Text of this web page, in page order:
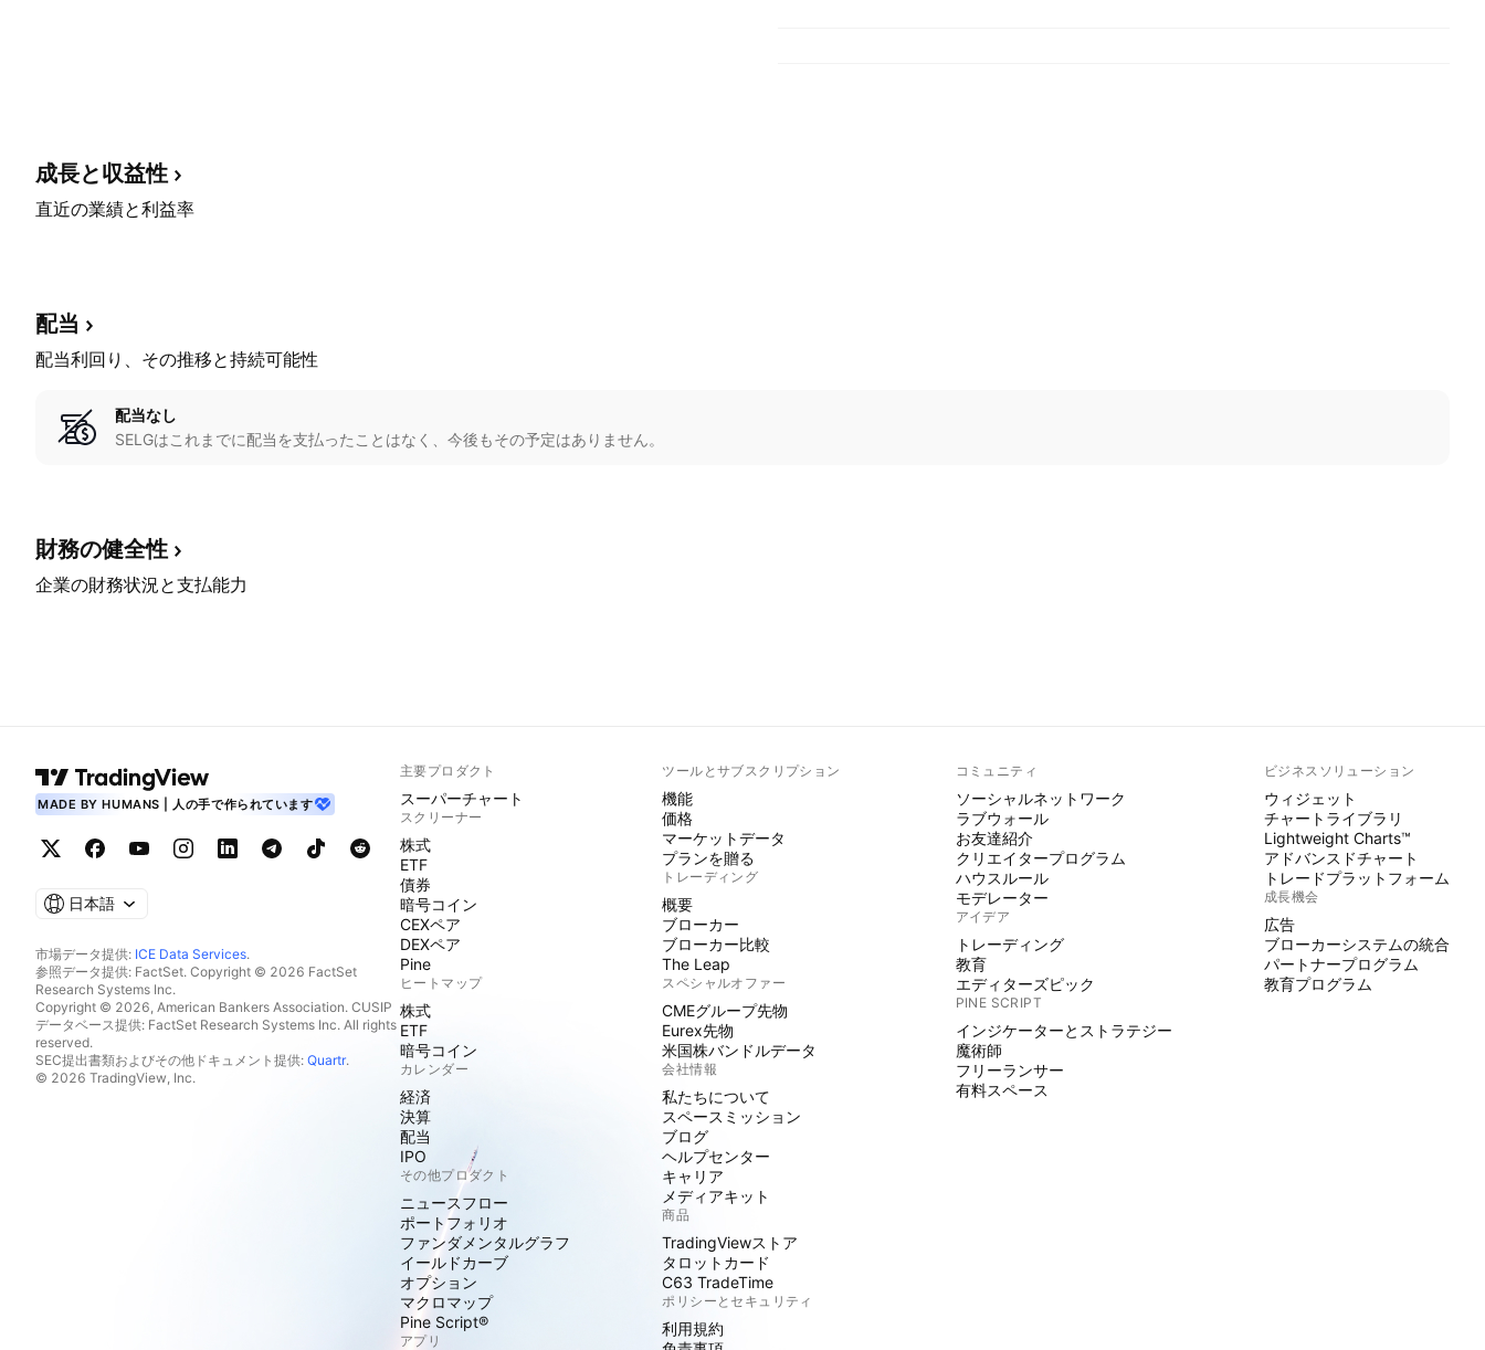
成長と収益性
直近の業績と利益率
配当
配当利回り、その推移と持続可能性
配当なし
SELGはこれまでに配当を支払ったことはなく、今後もその予定はありません。
財務の健全性
企業の財務状況と支払能力
MADE BY HUMANS | 人の手で作られています
日本語
市場データ提供: ICE Data Services.
参照データ提供: FactSet. Copyright © 2026 FactSet
Research Systems Inc.
Copyright © 2026, American Bankers Association. CUSIP
データベース提供: FactSet Research Systems Inc. All rights
reserved.
SEC提出書類およびその他ドキュメント提供: Quartr.
© 2026 TradingView, Inc.
主要プロダクト
スーパーチャート
スクリーナー
株式
ETF
債券
暗号コイン
CEXペア
DEXペア
Pine
ヒートマップ
株式
ETF
暗号コイン
カレンダー
経済
決算
配当
IPO
その他プロダクト
ニュースフロー
ポートフォリオ
ファンダメンタルグラフ
イールドカーブ
オプション
マクロマップ
Pine Script®
アプリ
ツールとサブスクリプション
機能
価格
マーケットデータ
プランを贈る
トレーディング
概要
ブローカー
ブローカー比較
The Leap
スペシャルオファー
CMEグループ先物
Eurex先物
米国株バンドルデータ
会社情報
私たちについて
スペースミッション
ブログ
ヘルプセンター
キャリア
メディアキット
商品
TradingViewストア
タロットカード
C63 TradeTime
ポリシーとセキュリティ
利用規約
コミュニティ
ソーシャルネットワーク
ラブウォール
お友達紹介
クリエイタープログラム
ハウスルール
モデレーター
アイデア
トレーディング
教育
エディターズピック
PINE SCRIPT
インジケーターとストラテジー
魔術師
フリーランサー
有料スペース
ビジネスソリューション
ウィジェット
チャートライブラリ
Lightweight Charts™
アドバンスドチャート
トレードプラットフォーム
成長機会
広告
ブローカーシステムの統合
パートナープログラム
教育プログラム